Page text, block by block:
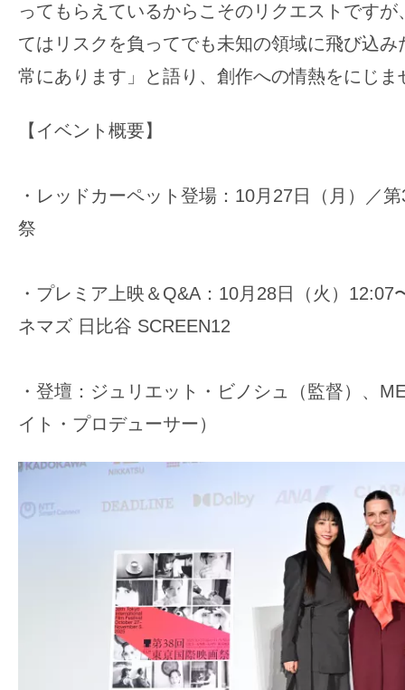
ってもらえているからこそのリクエストです
てはリスクを負ってでも未知の領域に飛び込
常にあります」と語り、創作への情熱をにじま
【イベント概要】
・レッドカーペット登場：10月27日（月）／
祭
・プレミア上映＆Q&A：10月28日（火）12:07
ネマズ 日比谷 SCREEN12
・登壇：ジュリエット・ビノシュ（監督）、
イト・プロデューサー）